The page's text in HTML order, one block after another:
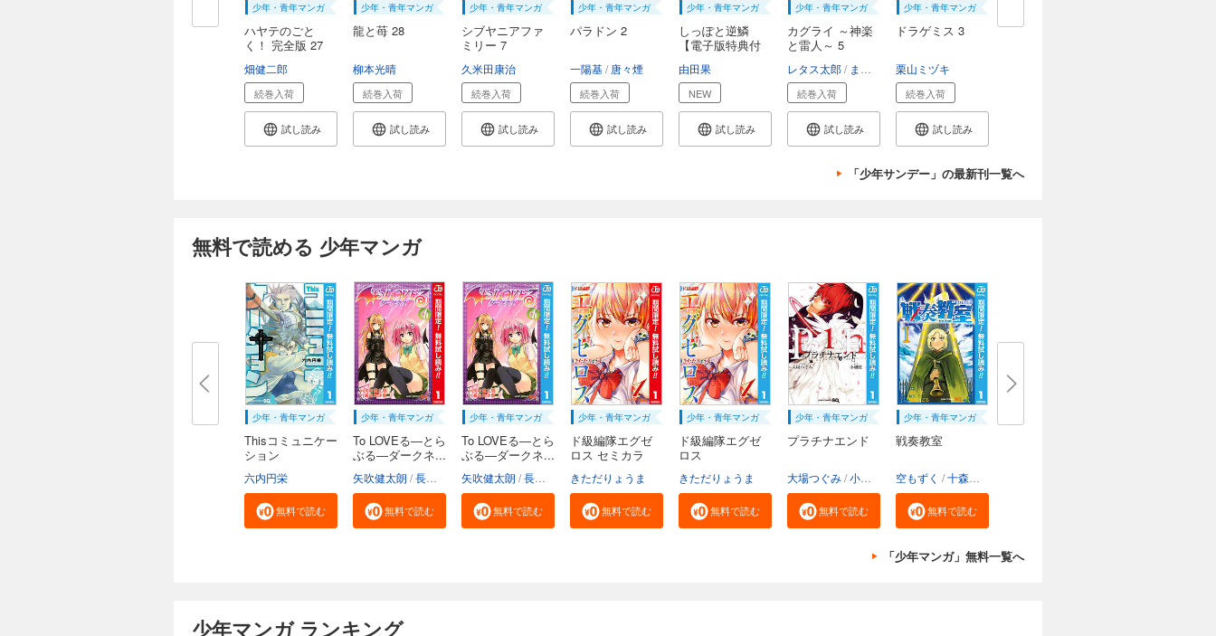
少年・青年マンガ
ハヤテのごと
く！ 完全版 27
畑健二郎
続巻入荷
試し読み
少年・青年マンガ
龍と苺 28
柳本光晴
続巻入荷
試し読み
少年・青年マンガ
シブヤニアファ
ミリー 7
久米田康治
続巻入荷
試し読み
少年・青年マンガ
パラドン 2
一陽基 唐々煙
続巻入荷
試し読み
少年・青年マンガ
しっぽと逆鱗
【電子版特典付
由田果
NEW
試し読み
少年・青年マンガ
カグライ ～神楽
と雷人～ 5
レタス太郎 ましゅ太郎
続巻入荷
試し読み
少年・青年マンガ
ドラゲミス 3
栗山ミヅキ
続巻入荷
試し読み
「少年サンデー」の最新刊一覧へ
無料で読める 少年マンガ
少年・青年マンガ
Thisコミュニケー
ション
六内円栄
無料で読む
少年・青年マンガ
To LOVEる―とら
ぶる―ダークネ...
矢吹健太朗 長谷見沙貴
無料で読む
少年・青年マンガ
To LOVEる―とら
ぶる―ダークネ...
矢吹健太朗 長谷見沙貴
無料で読む
少年・青年マンガ
ド級編隊エグゼ
ロス セミカラ
きただりょうま
無料で読む
少年・青年マンガ
ド級編隊エグゼ
ロス
きただりょうま
無料で読む
少年・青年マンガ
プラチナエンド
大場つぐみ 小畑健
無料で読む
少年・青年マンガ
戦奏教室
空もずく 十森ひごろ
無料で読む
「少年マンガ」無料一覧へ
少年マンガ ランキング